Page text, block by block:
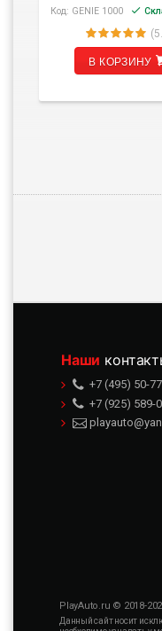
Код: GENIE 1000
В КОРЗИНУ
Наши
+7 (495) 50-
+7 (925) 589-
PlayAuto.ru © 2018-
Данный сайт носит